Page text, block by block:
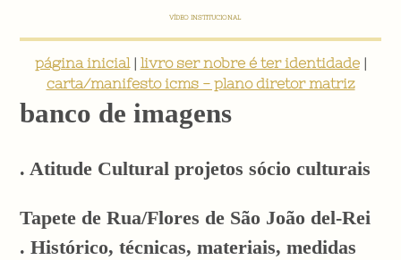
VÍDEO INSTITUCIONAL
página inicial| livro ser nobre é ter identidade|
carta/manifesto icms - plano diretor matriz
banco de imagens
. Atitude Cultural projetos sócio culturais
Tapete de Rua/Flores de São João del-Rei
. Histórico, técnicas, materiais, medidas